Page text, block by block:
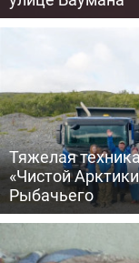
Тяжелая
«Чистой
Рыбачьего